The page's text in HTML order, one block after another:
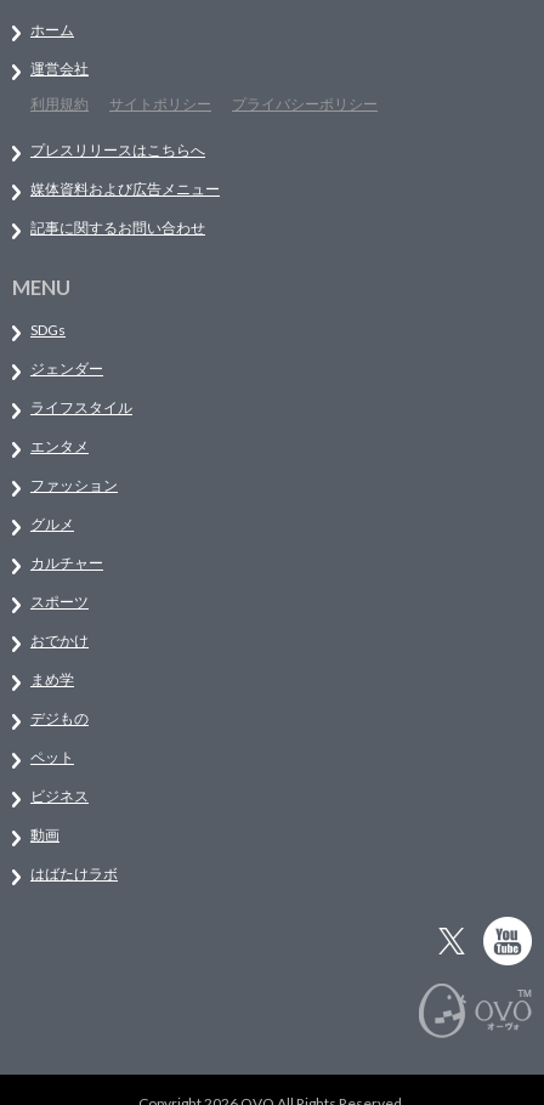
ホーム
運営会社
利用規約
サイトポリシー プライバシーポリシー
プレスリリースはこちらへ
媒体資料および広告メニュー
記事に関するお問い合わせ
MENU
SDGs
ジェンダー
ライフスタイル
エンタメ
ファッション
グルメ
カルチャー
スポーツ
おでかけ
まめ学
デジもの
ペット
ビジネス
動画
はばたけラボ